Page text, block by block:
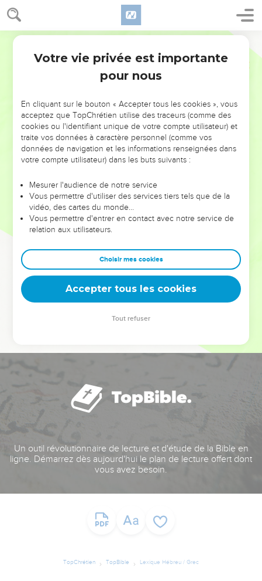
NE MANQUEZ PAS L’ÉVÉNEMENT
DE L’ANNÉE !
ET SI LEURS ERREURS POUVAIENT VOUS ÉVITER LES
VOTRES ?
leur foi ou leur vision. Mais on voit moins les doutes, les erreurs
et les saisons difficiles qu'ils ont traversés, alors même que ce
sont elles qui les ont façonnés.
Dans cette conférence, leaders, entrepreneurs, et responsables
clés pour avancer avec plus de sagesse afin que leurs erreurs
deviennent vos tremplins. Que vous guidiez un ministère, une
équipe, un groupe ou une famille, leur expérience est faite
Un outil révolutionnaire de lecture et d'étude de la Bible en
ligne. Démarrez dès aujourd'hui le plan de lecture offert dont
vous avez besoin.
TopChrétien TopBible Lexique Hébreu / Grec
Votre vie privée est importante
pour nous
En cliquant sur le bouton « Accepter tous les cookies », vous
acceptez que TopChrétien utilise des traceurs (comme des
cookies ou l'identifiant unique de votre compte utilisateur) et
traite vos données à caractère personnel (comme vos
données de navigation et les informations renseignées dans
votre compte utilisateur) dans les buts suivants :
Mesurer l'audience de notre service
Vous permettre d'utiliser des services tiers tels que de la
vidéo, des cartes du monde…
Vous permettre d'entrer en contact avec notre service de
relation aux utilisateurs.
Choisir mes cookies
Accepter tous les cookies
Tout refuser